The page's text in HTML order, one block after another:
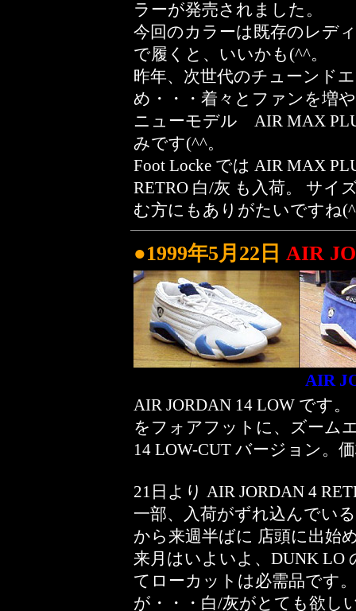
ラーが発売されました。
今回のカラーは既存のレデ
で履くと、いいかも(^^。
昨年、次世代のチューンド
め・・・着々とファンを増
ニューモデル AIR MAX
みです(^^。
Foot Locke では AIR MAX
RETRO 白/灰 も入荷。 サイ
む方にもありがたいですね
●1999年5月22日 AIR
AIR
AIR JORDAN 14 LOW です
をフォアフットに、ズーム
14 LOW-CUT バージョン。
21日より AIR JORDAN 4
一部、入荷がずれ込んでい
から来週半ばに 店頭に出始
来月はいよいよ、DUNK LO
てローカットは必需品です
が・・・白/灰がとても欲し